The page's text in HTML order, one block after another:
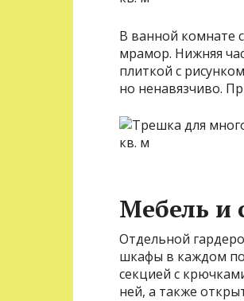
В ванной комнате
мрамор. Нижняя
плиткой с
но ненавязчиво.
Мебель и
Отдельной
шкафы в каждом
секцией с
ней, а также